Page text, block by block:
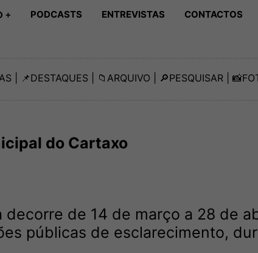
+ PODCASTS ENTREVISTAS CONTACTOS
| 📌DESTAQUES | 📁 ARQUIVO | 🔎PESQUISAR | 📸
do Cartaxo
de 14 de março a 28 de
públicas de esclarecimento,